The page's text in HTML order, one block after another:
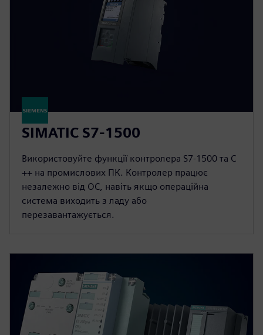
SIMATIC S7-1500
Використовуйте функції контролера S7-1500 та C
++ на промислових ПК. Контролер працює
незалежно від ОС, навіть якщо операційна
система виходить з ладу або
перезавантажується.